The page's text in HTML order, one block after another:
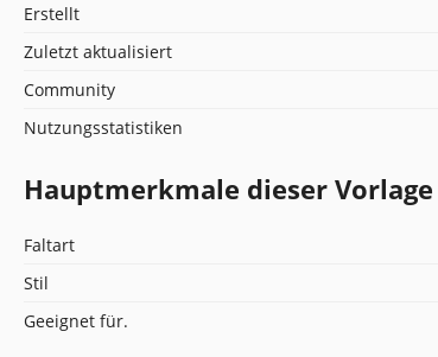
Erstellt
Zuletzt aktualisiert
Community
Nutzungsstatistiken
Hauptmerkmale dieser Vorlage
Faltart
Stil
Geeignet für.